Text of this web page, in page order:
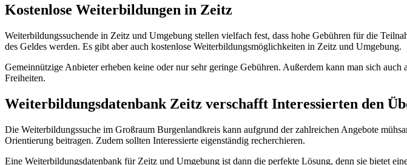
Kostenlose Weiterbildungen in Zeitz
Weiterbildungssuchende in Zeitz und Umgebung stellen vielfach fest, dass hohe Gebühren für die
des Geldes werden. Es gibt aber auch kostenlose Weiterbildungsmöglichkeiten in Zeitz und Umgebung.
Gemeinnützige Anbieter erheben keine oder nur sehr geringe Gebühren. Außerdem kann man sich
Freiheiten.
Weiterbildungsdatenbank Zeitz verschafft Interessierten den
Die Weiterbildungssuche im Großraum Burgenlandkreis kann aufgrund der zahlreichen Angebote
Orientierung beitragen. Zudem sollten Interessierte eigenständig recherchieren.
Eine Weiterbildungsdatenbank für Zeitz und Umgebung ist dann die perfekte Lösung, denn sie bietet